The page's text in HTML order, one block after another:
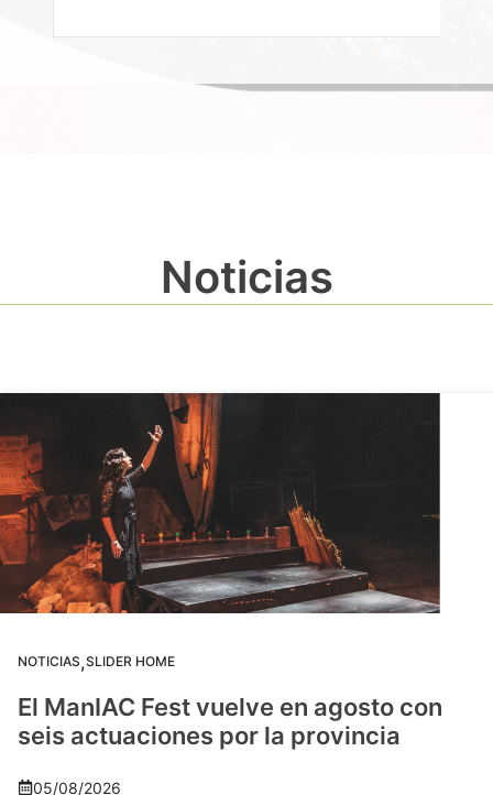
Noticias
NOTICIAS,SLIDER HOME
El ManIAC Fest vuelve en agosto con
seis actuaciones por la provincia
05/08/2026